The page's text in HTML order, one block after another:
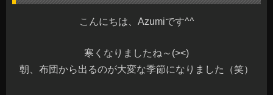
こんにちは、Azumiです^^
寒くなりましたね～(><)
朝、布団から出るのが大変な季節になりました（笑）